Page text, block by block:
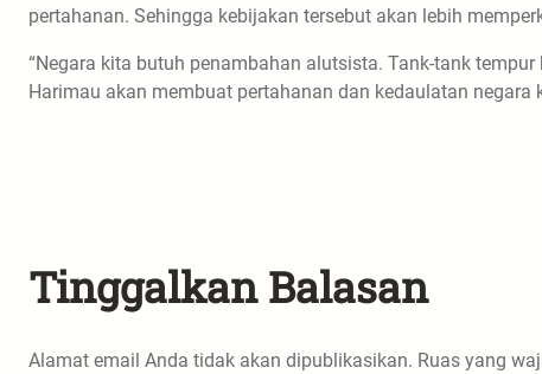
pertahanan. Sehingga kebijakan tersebut akan lebih
“Negara kita butuh penambahan alutsista. Tank-tank
Harimau akan membuat pertahanan dan kedaulatan negara
Tinggalkan Balasan
Alamat email Anda tidak akan dipublikasikan. Ruas yang